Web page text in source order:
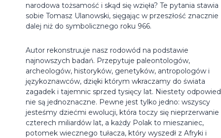
narodowa tożsamość i skąd się wzięła? Te pytania stawia
sobie Tomasz Ulanowski, sięgając w przeszłość znacznie
dalej niż do symbolicznego roku 966.
Autor rekonstruuje nasz rodowód na podstawie
najnowszych badań. Przepytuje paleontologów,
archeologów, historyków, genetyków, antropologów i
językoznawców, dzięki którym wkraczamy do świata
zagadek i tajemnic sprzed tysięcy lat. Niestety
nie są jednoznaczne. Pewne jest tylko jedno: wszyscy
jesteśmy dziećmi ewolucji, która toczy się nieprzerwanie
czterech miliardów lat, a każdy Polak to mieszaniec,
potomek wiecznego tułacza, który wyszedł z Afryki i